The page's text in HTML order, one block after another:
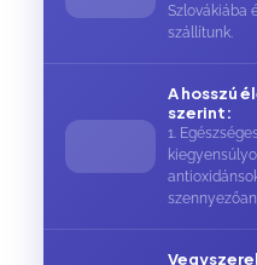
Szlovákiába
szállítunk.
A hosszú
szerint:
1.